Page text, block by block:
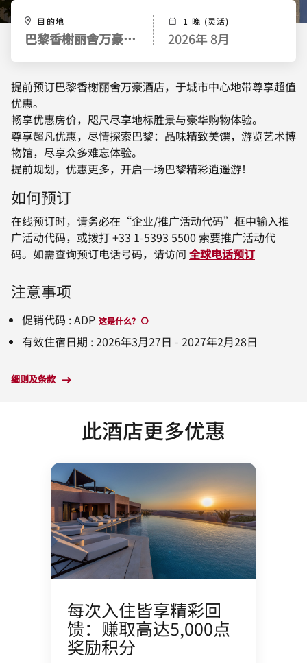
目的地
巴黎香榭丽舍万豪酒店
1 晚 (灵活)
2026年 8月
提前预订巴黎香榭丽舍万豪酒店，于城市中心地带尊享超值
优惠。
畅享优惠房价，咫尺尽享地标胜景与豪华购物体验。
尊享超凡优惠，尽情探索巴黎：品味精致美馔，游览艺术博
物馆，尽享众多难忘体验。
提前规划，优惠更多，开启一场巴黎精彩逍遥游！
如何预订
在线预订时，请务必在“企业/推广活动代码”框中输入推
广活动代码，或拨打 +33 1-5393 5500 索要推广活动代
码。如需查询预订电话号码，请访问 全球电话预订
注意事项
促销代码 :ADP 这是什么?
有效住宿日期 :2026年3月27日 - 2027年2月28日
细则及条款
此酒店更多优惠
每次入住皆享精彩回
馈：赚取高达5,000点
奖励积分